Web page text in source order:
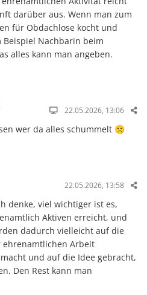
darüber aus. Wenn man zum
für Obdachlose kocht und
Nachbarin beim
alles kann man angeben.
22.05.2026, 13:06
wer da alles schummelt 🙁
22.05.2026, 13:58
denke, viel wichtiger ist es,
Aktiven erreicht, und
dadurch vielleicht auf die
ehrenamtlichen Arbeit
und auf die Idee gebracht,
Den Rest kann man